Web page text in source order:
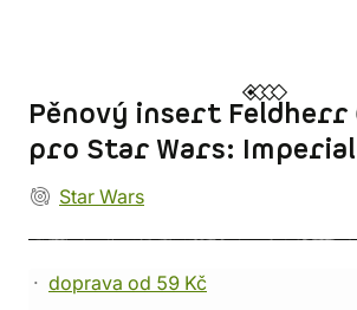
Pěnový insert Feldherr
pro Star Wars:
Star Wars
doprava od 59 Kč